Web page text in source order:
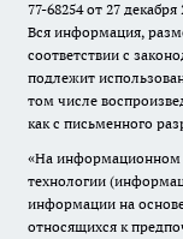
77-68254 от 27 декабря
Вся информация,
соответствии с
подлежит
том числе
как с письменного
«На информационном
технологии
информации на
относящихся к